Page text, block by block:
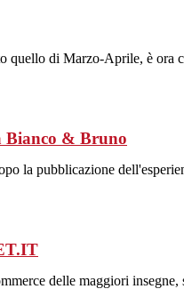
quello di Marzo-Aprile, è ora
Bianco & Bruno
la pubblicazione
delle maggiori